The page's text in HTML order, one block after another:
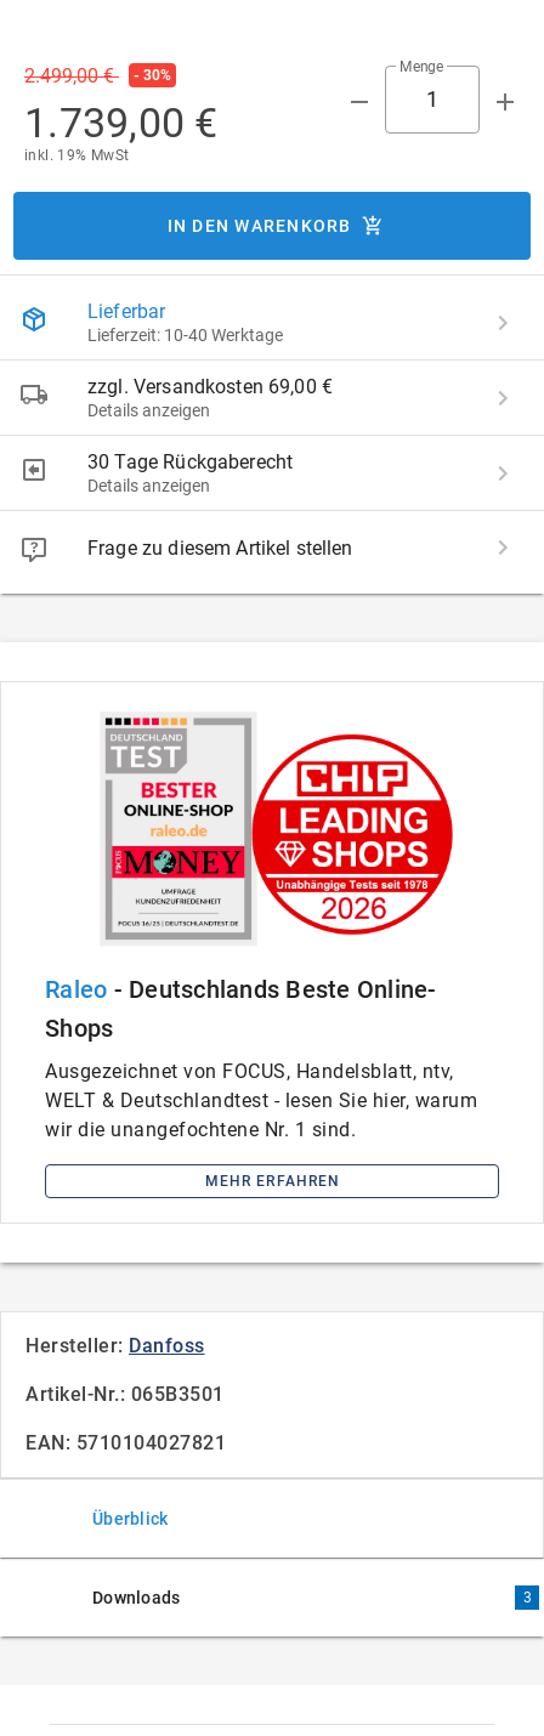
2.499,00 € - 30%
1.739,00 €
inkl. 19% MwSt
Menge
IN DEN WARENKORB
Lieferbar
Lieferzeit: 10-40 Werktage
zzgl. Versandkosten 69,00 €
Details anzeigen
30 Tage Rückgaberecht
Details anzeigen
Frage zu diesem Artikel stellen
Raleo - Deutschlands Beste Online-
Shops
Ausgezeichnet von FOCUS, Handelsblatt, ntv,
WELT & Deutschlandtest - lesen Sie hier, warum
wir die unangefochtene Nr. 1 sind.
MEHR ERFAHREN
Hersteller: Danfoss
Artikel-Nr.: 065B3501
EAN: 5710104027821
Überblick
Downloads 3